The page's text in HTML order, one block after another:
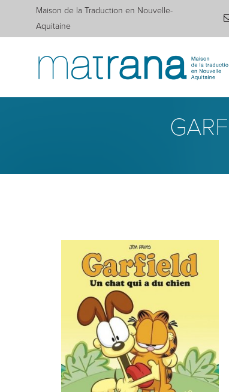
Maison de la Traduction en Nouvelle-
Aquitaine